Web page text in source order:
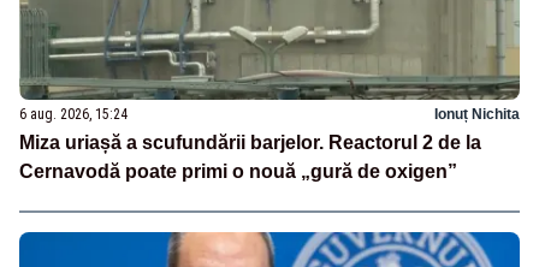
6 aug. 2026, 15:24 Ionuț Nichita
Miza uriașă a scufundării barjelor. Reactorul 2 de la
Cernavodă poate primi o nouă „gură de oxigen”